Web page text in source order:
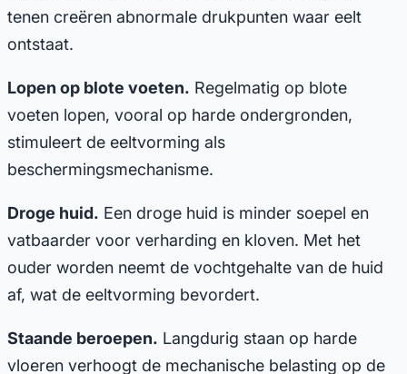
tenen creëren abnormale drukpunten waar eelt
ontstaat.
Lopen op blote voeten. Regelmatig op blote
voeten lopen, vooral op harde ondergronden,
stimuleert de eeltvorming als
beschermingsmechanisme.
Droge huid. Een droge huid is minder soepel en
vatbaarder voor verharding en kloven. Met het
ouder worden neemt de vochtgehalte van de huid
af, wat de eeltvorming bevordert.
Staande beroepen. Langdurig staan op harde
vloeren verhoogt de mechanische belasting op de